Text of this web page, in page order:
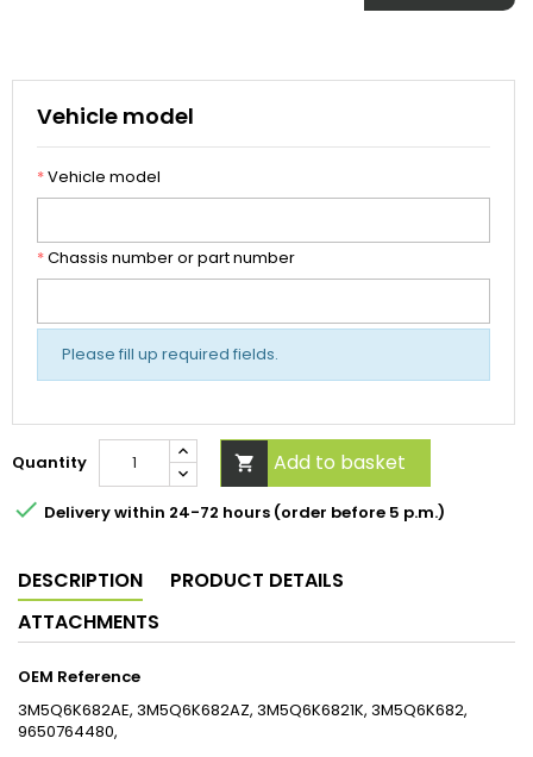
Vehicle model
*Vehicle model
*Chassis number or part number
Please fill up required fields.
Quantity  Add to basket
 Delivery within 24-72 hours (order before 5 p.m.)
DESCRIPTION
PRODUCT DETAILS
ATTACHMENTS
OEM Reference
3M5Q6K682AE, 3M5Q6K682AZ, 3M5Q6K6821K, 3M5Q6K682,
9650764480,